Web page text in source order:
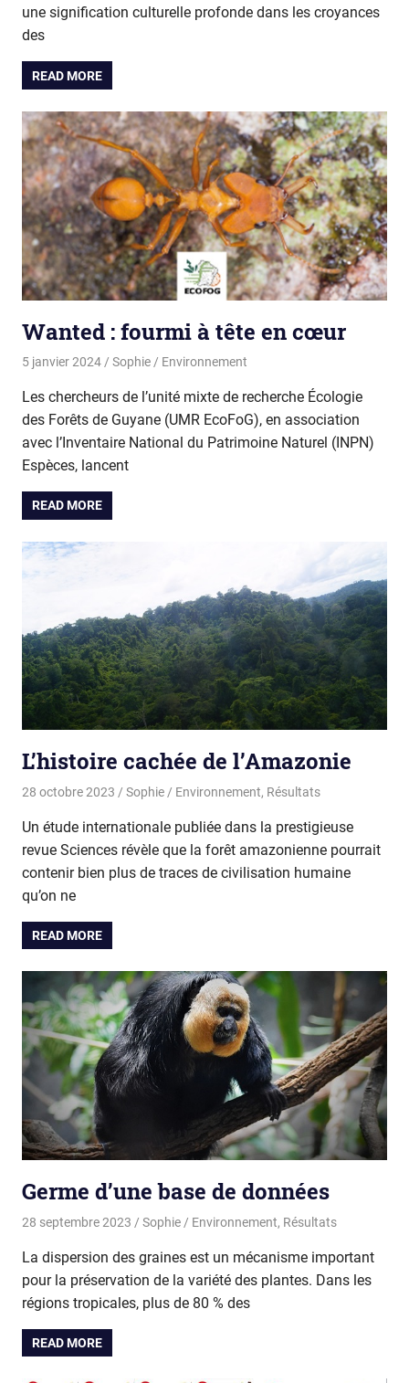
une signification culturelle profonde dans les croyances
des
READ MORE
Wanted : fourmi à tête en cœur
5 janvier 2024 Sophie Environnement
Les chercheurs de l’unité mixte de recherche Écologie
des Forêts de Guyane (UMR EcoFoG), en association
avec l’Inventaire National du Patrimoine Naturel (INPN)
Espèces, lancent
READ MORE
L’histoire cachée de l’Amazonie
28 octobre 2023 Sophie Environnement, Résultats
Un étude internationale publiée dans la prestigieuse
revue Sciences révèle que la forêt amazonienne pourrait
contenir bien plus de traces de civilisation humaine
qu’on ne
READ MORE
Germe d’une base de données
28 septembre 2023 Sophie Environnement, Résultats
La dispersion des graines est un mécanisme important
pour la préservation de la variété des plantes. Dans les
régions tropicales, plus de 80 % des
READ MORE